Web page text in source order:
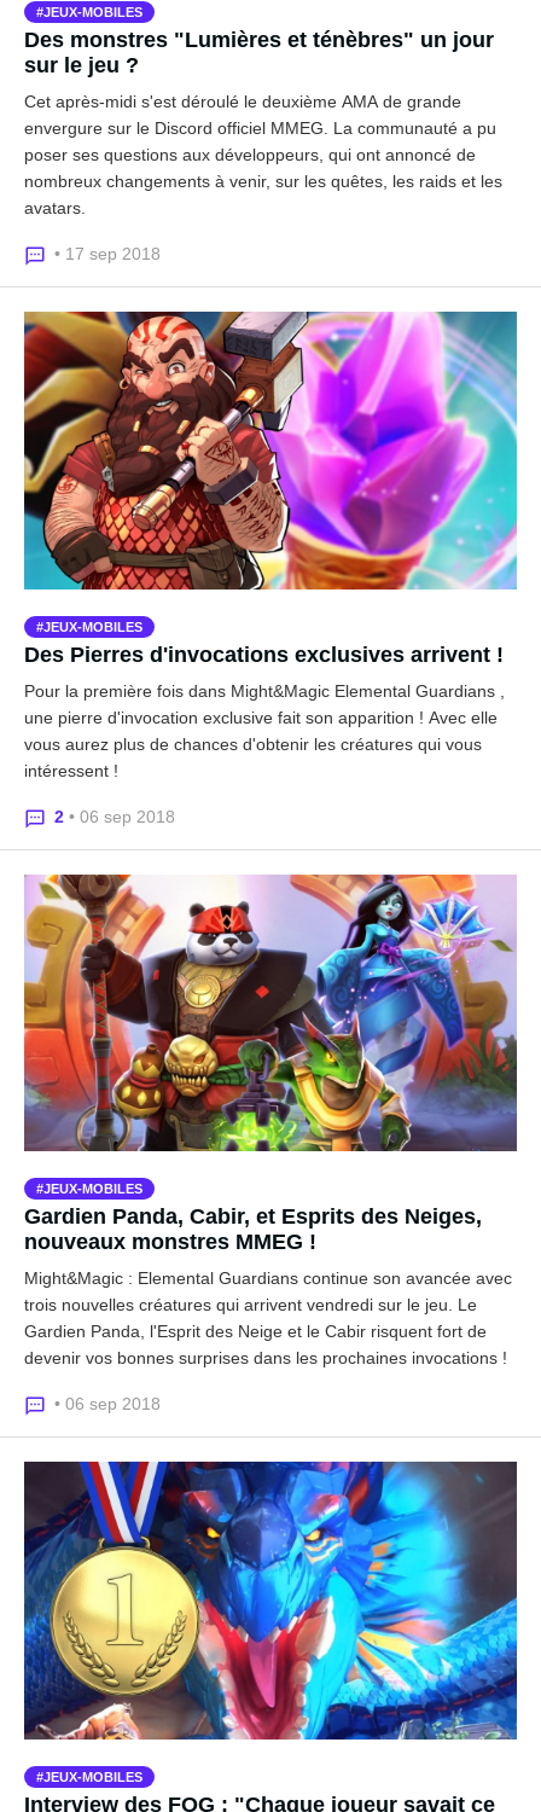
JEUX-MOBILES
Des monstres "Lumières et ténèbres" un jour
sur le jeu ?
Cet après-midi s'est déroulé le deuxième AMA de grande
envergure sur le Discord officiel MMEG. La communauté a pu
poser ses questions aux développeurs, qui ont annoncé de
nombreux changements à venir, sur les quêtes, les raids et les
avatars.
• 17 sep 2018
JEUX-MOBILES
Des Pierres d'invocations exclusives arrivent !
Pour la première fois dans Might&Magic Elemental Guardians ,
une pierre d'invocation exclusive fait son apparition ! Avec elle
vous aurez plus de chances d'obtenir les créatures qui vous
intéressent !
2 • 06 sep 2018
JEUX-MOBILES
Gardien Panda, Cabir, et Esprits des Neiges,
nouveaux monstres MMEG !
Might&Magic : Elemental Guardians continue son avancée avec
trois nouvelles créatures qui arrivent vendredi sur le jeu. Le
Gardien Panda, l'Esprit des Neige et le Cabir risquent fort de
devenir vos bonnes surprises dans les prochaines invocations !
• 06 sep 2018
JEUX-MOBILES
Interview des FOG : "Chaque joueur savait ce